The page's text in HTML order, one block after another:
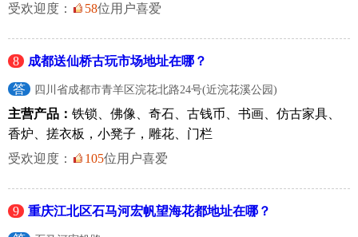
受欢迎度：
58位用户喜爱
8 成都送仙桥古玩市场地址在哪？
答 四川省成都市青羊区浣花北路24号(近浣花溪公园)
主营产品： 铁锁、佛像、奇石、古钱币、书画、仿古家具、
香炉、搓衣板，小凳子，雕花、门栏
受欢迎度：
105位用户喜爱
9 重庆江北区石马河宏帆望海花都地址在哪？